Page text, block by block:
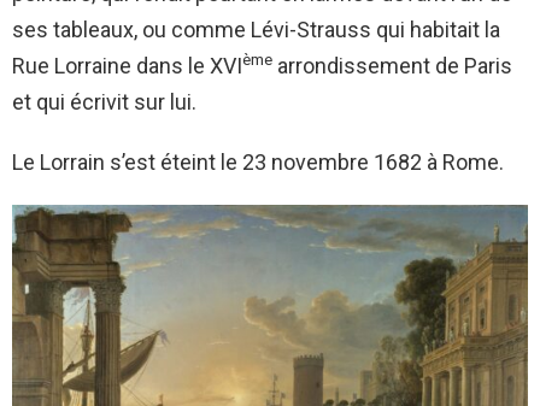
ses tableaux, ou comme Lévi-Strauss qui habitait la
Rue Lorraine dans le XVIème arrondissement de Paris
et qui écrivit sur lui.
Le Lorrain s’est éteint le 23 novembre 1682 à Rome.